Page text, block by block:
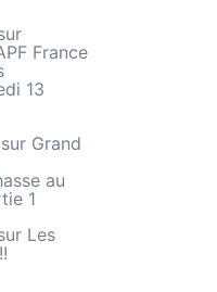
France
13
Grand
au
1
Les